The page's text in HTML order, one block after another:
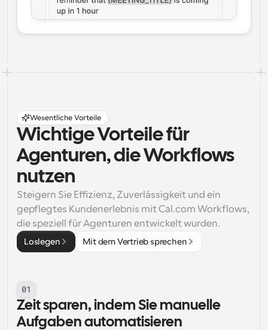
Wesentliche Vorteile
Wichtige Vorteile für
Agenturen, die Workflows
nutzen
Steigern Sie Effizienz, Zuverlässigkeit und ein
gepflegtes Kundenerlebnis mit Cal.com Workflows,
die speziell für Agenturen entwickelt wurden.
Loslegen Mit dem Vertrieb sprechen
01
Zeit sparen, indem Sie manuelle
Aufgaben automatisieren